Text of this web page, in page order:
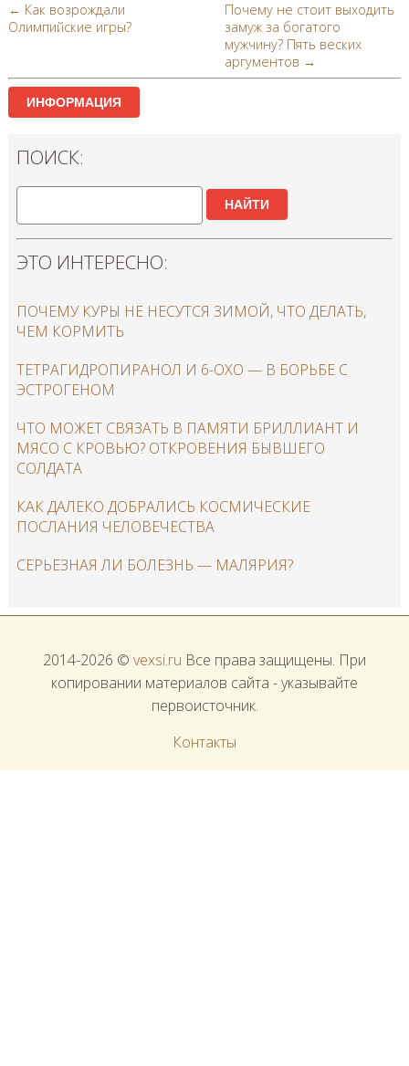
← Как возрождали
Олимпийские игры?
Почему не стоит выходить
замуж за богатого
мужчину? Пять веских
аргументов →
ИНФОРМАЦИЯ
ПОИСК:
НАЙТИ
ЭТО ИНТЕРЕСНО:
ПОЧЕМУ КУРЫ НЕ НЕСУТСЯ ЗИМОЙ, ЧТО ДЕЛАТЬ,
ЧЕМ КОРМИТЬ
ТЕТРАГИДРОПИРАНОЛ И 6-ОХО — В БОРЬБЕ С
ЭСТРОГЕНОМ
ЧТО МОЖЕТ СВЯЗАТЬ В ПАМЯТИ БРИЛЛИАНТ И
МЯСО С КРОВЬЮ? ОТКРОВЕНИЯ БЫВШЕГО
СОЛДАТА
КАК ДАЛЕКО ДОБРАЛИСЬ КОСМИЧЕСКИЕ
ПОСЛАНИЯ ЧЕЛОВЕЧЕСТВА
СЕРЬЕЗНАЯ ЛИ БОЛЕЗНЬ — МАЛЯРИЯ?
2014-2026 © vexsi.ru Все права защищены. При
копировании материалов сайта - указывайте
первоисточник.
Контакты